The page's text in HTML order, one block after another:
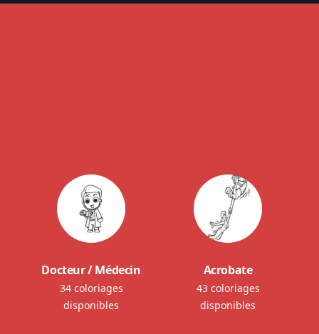
Docteur / Médecin
34 coloriages
disponibles
Acrobate
43 coloriages
disponibles